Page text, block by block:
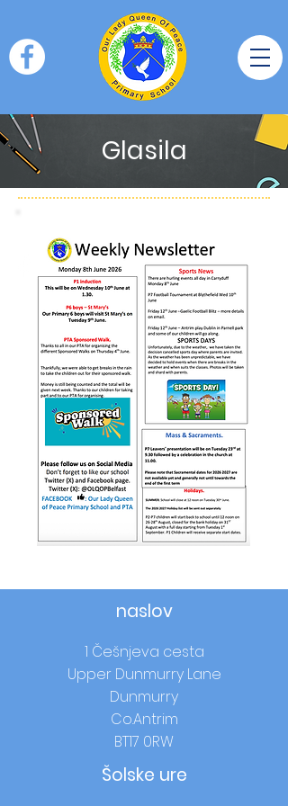
Glasila
naslov
1 Češnjeva cesta
Upper Dunmurry Lane
Dunmurry
Co.Antrim
BT17 0RW
Šolske ure